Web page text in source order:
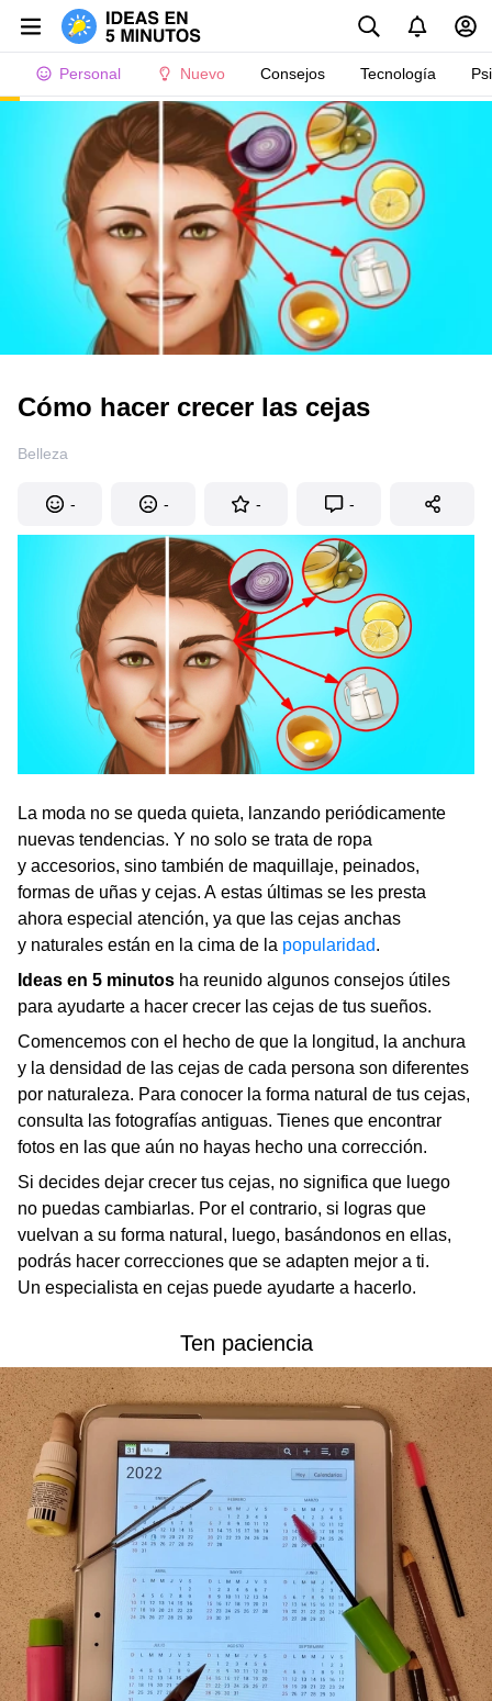
Personal Nuevo Consejos Tecnología
Cómo hacer crecer las cejas
Belleza
- - - -
La moda no se queda quieta, lanzando periódicamente
nuevas tendencias. Y no solo se trata de ropa
y accesorios, sino también de maquillaje, peinados,
formas de uñas y cejas. A estas últimas se les presta
ahora especial atención, ya que las cejas anchas
y naturales están en la cima de la popularidad.
Ideas en 5 minutos ha reunido algunos consejos útiles
para ayudarte a hacer crecer las cejas de tus sueños.
Comencemos con el hecho de que la longitud, la anchura
y la densidad de las cejas de cada persona son diferentes
por naturaleza. Para conocer la forma natural de tus cejas,
consulta las fotografías antiguas. Tienes que encontrar
fotos en las que aún no hayas hecho una corrección.
Si decides dejar crecer tus cejas, no significa que luego
no puedas cambiarlas. Por el contrario, si logras que
vuelvan a su forma natural, luego, basándonos en ellas,
podrás hacer correcciones que se adapten mejor a ti.
Un especialista en cejas puede ayudarte a hacerlo.
Ten paciencia